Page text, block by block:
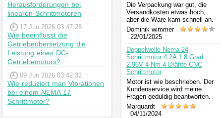
Herausforderungen bei
linearen Schrittmotoren
17 Jun 2026 03:47:28
Wie beeinflusst die
Getriebeübersetzung die
Leistung eines DC-
Getriebemotors?
09 Jun 2026 03:42:32
Wie reduziert man Vibrationen
bei einem NEMA 17
Schrittmotor?
Die Verpackung war gut, die
Versandkosten etwas hoch,
aber die Ware kam schnell an.
Dominik wimmer
22/01/2025
Doppelwelle Nema 24
Schrittmotor 4,2A 1.8 Grad
2.96V 4 Nm 4 Drähte CNC
Schrittmotor
Motor ist wie beschrieben. Der
Kundenservice wird meine
Fragen geduldig beantworten.
Marquardt
04/11/2024